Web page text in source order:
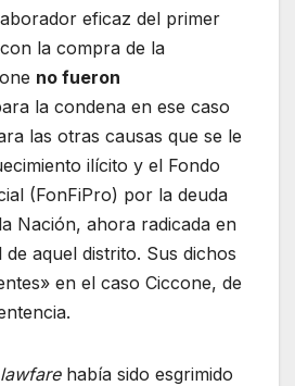
eficaz del primer
la compra de la
no fueron
la condena en ese caso
las otras causas que se le
ilícito y el Fondo
(FonFiPro) por la deuda
Nación, ahora radicada en
aquel distrito. Sus dichos
en el caso Ciccone, de
lawfarehabía sido esgrimido